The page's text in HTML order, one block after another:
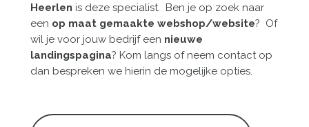
Heerlen is deze specialist. Ben je op zoek naar
een op maat gemaakte webshop/website? Of
wil je voor jouw bedrijf een nieuwe
landingspagina? Kom langs of neem contact op
dan bespreken we hierin de mogelijke opties.